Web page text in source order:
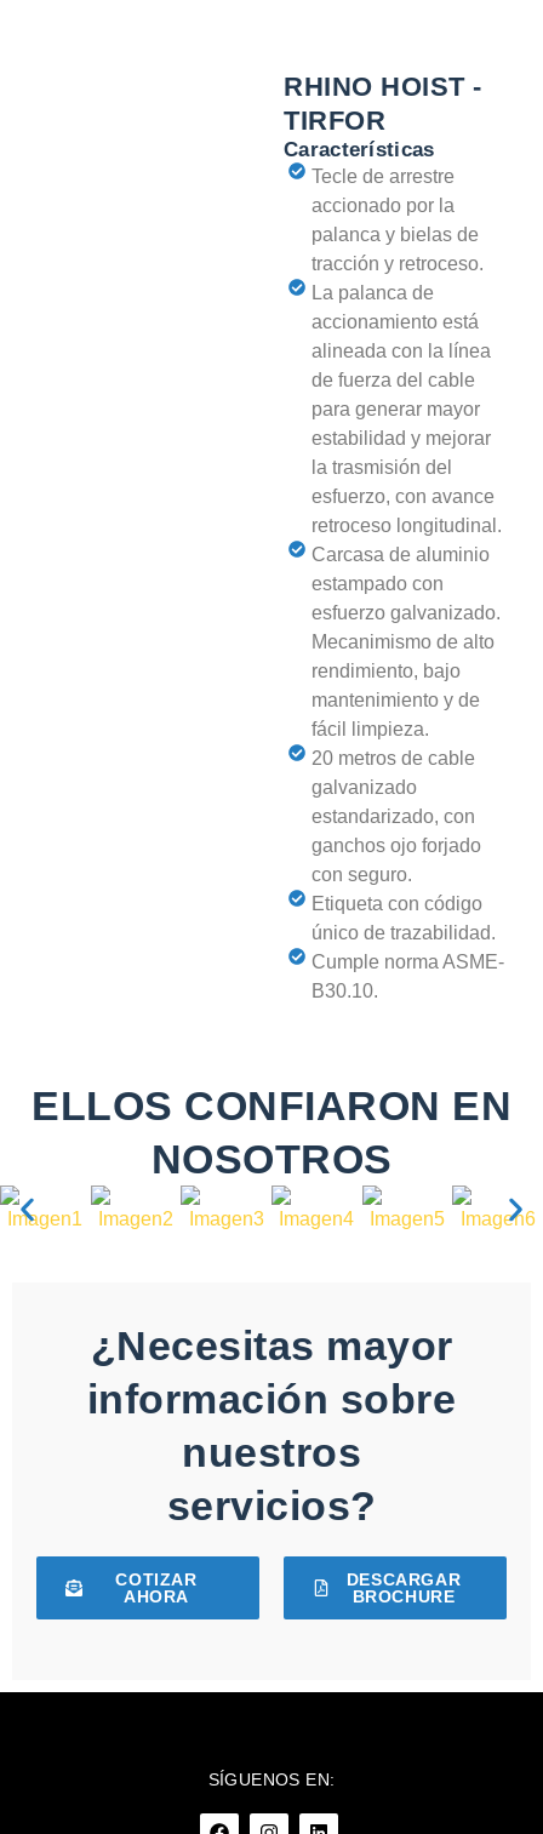
RHINO HOIST -
TIRFOR
Características
Tecle de arrestre
accionado por la
palanca y bielas de
tracción y retroceso.
La palanca de
accionamiento está
alineada con la línea
de fuerza del cable
para generar mayor
estabilidad y mejorar
la trasmisión del
esfuerzo, con avance
retroceso longitudinal.
Carcasa de aluminio
estampado con
esfuerzo galvanizado.
Mecanimismo de alto
rendimiento, bajo
mantenimiento y de
fácil limpieza.
20 metros de cable
galvanizado
estandarizado, con
ganchos ojo forjado
con seguro.
Etiqueta con código
único de trazabilidad.
Cumple norma ASME-
B30.10.
ELLOS CONFIARON EN
NOSOTROS
¿Necesitas mayor
información sobre
nuestros
servicios?
COTIZAR
AHORA
DESCARGAR
BROCHURE
SÍGUENOS EN: